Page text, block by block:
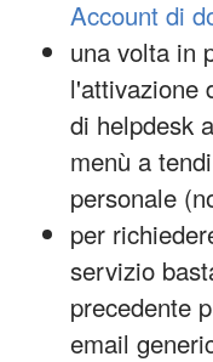
Account di
una volta in
l'attivazione
di helpdesk
menù a
personale
per
servizio
precedente
email